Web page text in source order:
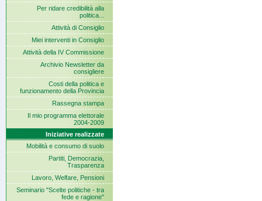
Per ridare credibilità alla
politica...
Attività di Consiglio
Miei interventi in Consiglio
Attività della IV Commissione
Archivio Newsletter da
consigliere
Costi della politica e
funzionamento della Provincia
Rassegna stampa
Il mio programma elettorale
2004-2009
Iniziative realizzate
Mobilità e consumo di suolo
Partiti, Democrazia,
Trasparenza
Lavoro, Welfare, Pensioni
Seminario "Scelte politiche - tra
fede e ragione"